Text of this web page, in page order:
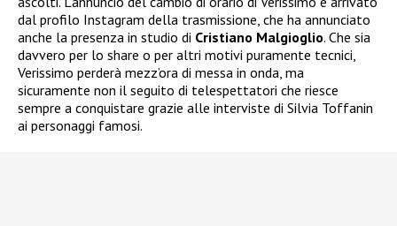
dal profilo Instagram della trasmissione, che ha annunciato
anche la presenza in studio di Cristiano Malgioglio. Che sia
davvero per lo share o per altri motivi puramente tecnici,
Verissimo perderà mezz’ora di messa in onda, ma
sicuramente non il seguito di telespettatori che riesce
sempre a conquistare grazie alle interviste di Silvia Toffanin
ai personaggi famosi.